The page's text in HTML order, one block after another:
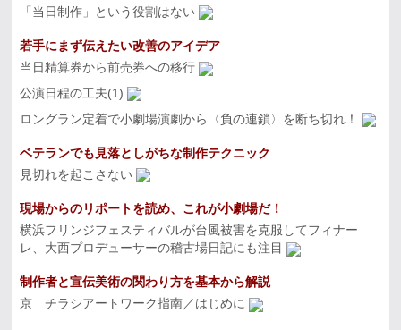
「当日制作」という役割はない
若手にまず伝えたい改善のアイデア
当日精算券から前売券への移行
公演日程の工夫(1)
ロングラン定着で小劇場演劇から〈負の連鎖〉を断ち切れ！
ベテランでも見落としがちな制作テクニック
見切れを起こさない
現場からのリポートを読め、これが小劇場だ！
横浜フリンジフェスティバルが台風被害を克服してフィナー
レ、大西プロデューサーの稽古場日記にも注目
制作者と宣伝美術の関わり方を基本から解説
京 チラシアートワーク指南／はじめに